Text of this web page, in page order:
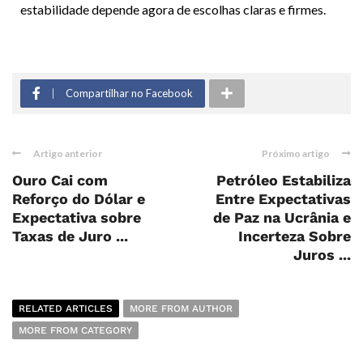
estabilidade depende agora de escolhas claras e firmes.
Compartilhar no Facebook
Artigo anterior
Ouro Cai com
Reforço do Dólar e
Expectativa sobre
Taxas de Juro ...
Próximo artigo
Petróleo Estabiliza
Entre Expectativas
de Paz na Ucrânia e
Incerteza Sobre
Juros ...
RELATED ARTICLES
MORE FROM AUTHOR
MORE FROM CATEGORY